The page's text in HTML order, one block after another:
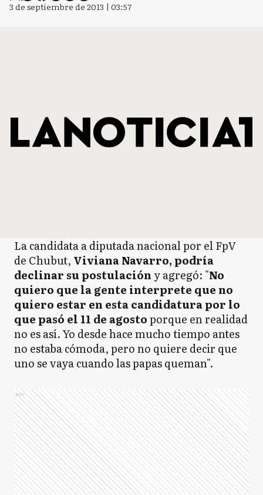
3 de septiembre de 2013 | 03:57
La candidata a diputada nacional por el FpV
de Chubut, Viviana Navarro, podría
declinar su postulación y agregó: "No
quiero que la gente interprete que no
quiero estar en esta candidatura por lo
que pasó el 11 de agostoporque en realidad
no es así. Yo desde hace mucho tiempo antes
no estaba cómoda, pero no quiere decir que
uno se vaya cuando las papas queman".
Ads